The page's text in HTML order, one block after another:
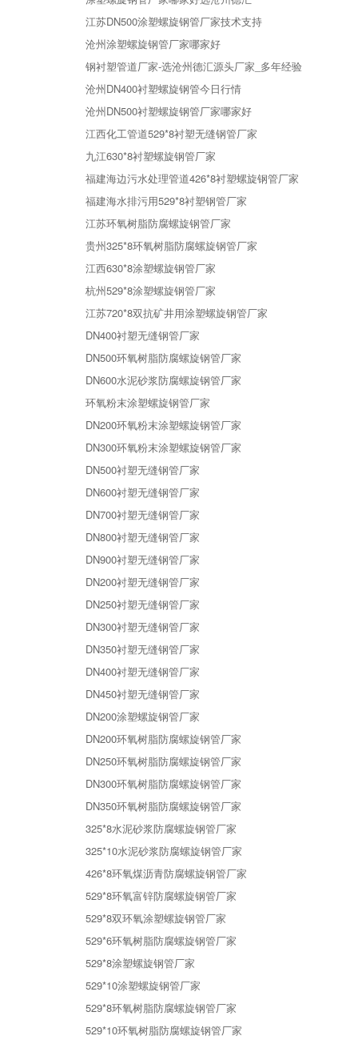
江苏DN500涂塑螺旋钢管厂家技术支持
沧州涂塑螺旋钢管厂家哪家好
钢衬塑管道厂家-选沧州德汇源头厂家_多年经验
沧州DN400衬塑螺旋钢管今日行情
沧州DN500衬塑螺旋钢管厂家哪家好
江西化工管道529*8衬塑无缝钢管厂家
九江630*8衬塑螺旋钢管厂家
福建海边污水处理管道426*8衬塑螺旋钢管厂家
福建海水排污用529*8衬塑钢管厂家
江苏环氧树脂防腐螺旋钢管厂家
贵州325*8环氧树脂防腐螺旋钢管厂家
江西630*8涂塑螺旋钢管厂家
杭州529*8涂塑螺旋钢管厂家
江苏720*8双抗矿井用涂塑螺旋钢管厂家
DN400衬塑无缝钢管厂家
DN500环氧树脂防腐螺旋钢管厂家
DN600水泥砂浆防腐螺旋钢管厂家
环氧粉末涂塑螺旋钢管厂家
DN200环氧粉末涂塑螺旋钢管厂家
DN300环氧粉末涂塑螺旋钢管厂家
DN500衬塑无缝钢管厂家
DN600衬塑无缝钢管厂家
DN700衬塑无缝钢管厂家
DN800衬塑无缝钢管厂家
DN900衬塑无缝钢管厂家
DN200衬塑无缝钢管厂家
DN250衬塑无缝钢管厂家
DN300衬塑无缝钢管厂家
DN350衬塑无缝钢管厂家
DN400衬塑无缝钢管厂家
DN450衬塑无缝钢管厂家
DN200涂塑螺旋钢管厂家
DN200环氧树脂防腐螺旋钢管厂家
DN250环氧树脂防腐螺旋钢管厂家
DN300环氧树脂防腐螺旋钢管厂家
DN350环氧树脂防腐螺旋钢管厂家
325*8水泥砂浆防腐螺旋钢管厂家
325*10水泥砂浆防腐螺旋钢管厂家
426*8环氧煤沥青防腐螺旋钢管厂家
529*8环氧富锌防腐螺旋钢管厂家
529*8双环氧涂塑螺旋钢管厂家
529*6环氧树脂防腐螺旋钢管厂家
529*8涂塑螺旋钢管厂家
529*10涂塑螺旋钢管厂家
529*8环氧树脂防腐螺旋钢管厂家
529*10环氧树脂防腐螺旋钢管厂家